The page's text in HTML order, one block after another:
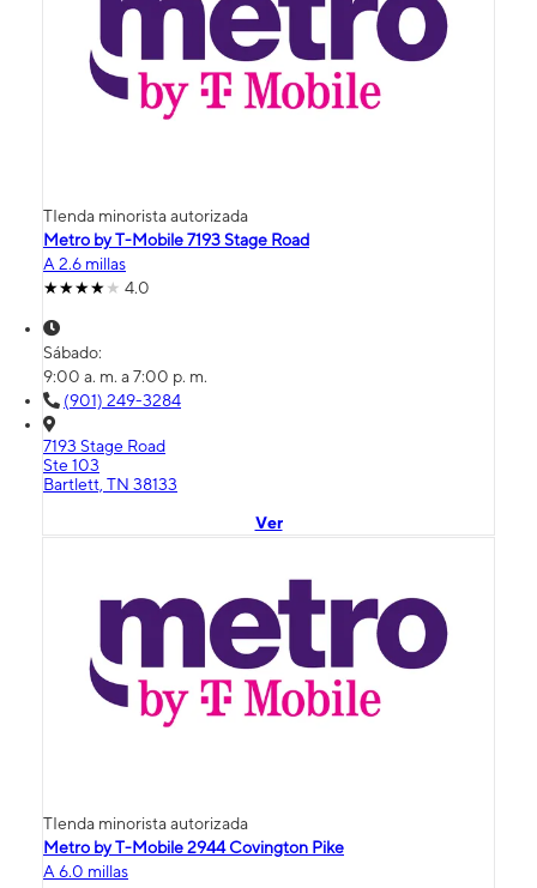
TIenda minorista autorizada
Metro by T-Mobile 7193 Stage Road
A 2.6 millas
4.0
Sábado:
9:00 a. m. a 7:00 p. m.
(901) 249-3284
7193 Stage Road
Ste 103
Bartlett, TN 38133
Ver
TIenda minorista autorizada
Metro by T-Mobile 2944 Covington Pike
A 6.0 millas